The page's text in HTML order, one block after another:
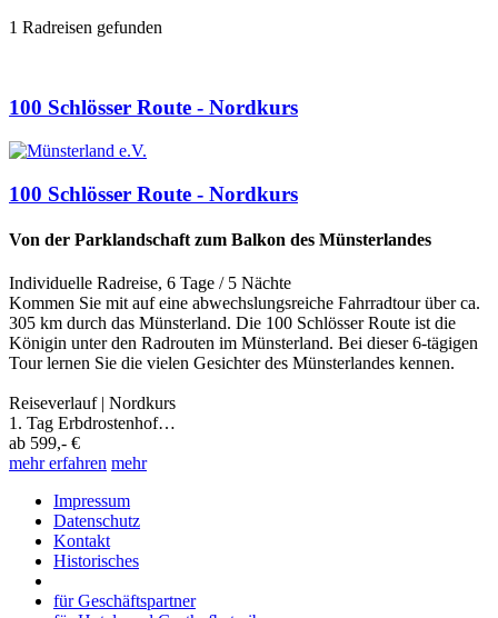
1 Radreisen gefunden
100 Schlösser Route - Nordkurs
100 Schlösser Route - Nordkurs
Von der Parklandschaft zum Balkon des Münsterlandes
Individuelle Radreise, 6 Tage / 5 Nächte
Kommen Sie mit auf eine abwechslungsreiche Fahrradtour über ca.
305 km durch das Münsterland. Die 100 Schlösser Route ist die
Königin unter den Radrouten im Münsterland. Bei dieser 6-tägigen
Tour lernen Sie die vielen Gesichter des Münsterlandes kennen.
Reiseverlauf | Nordkurs
1. Tag Erbdrostenhof…
ab 599,- €
mehr erfahren mehr
Impressum
Datenschutz
Kontakt
Historisches
für Geschäftspartner